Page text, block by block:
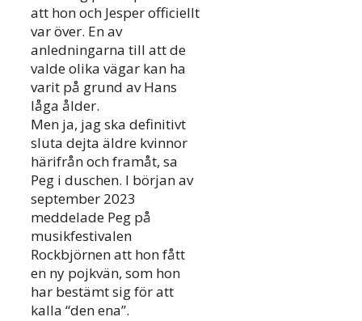
att hon och Jesper officiellt
var över. En av
anledningarna till att de
valde olika vägar kan ha
varit på grund av Hans
låga ålder.
Men ja, jag ska definitivt
sluta dejta äldre kvinnor
härifrån och framåt, sa
Peg i duschen. I början av
september 2023
meddelade Peg på
musikfestivalen
Rockbjörnen att hon fått
en ny pojkvän, som hon
har bestämt sig för att
kalla “den ena”.